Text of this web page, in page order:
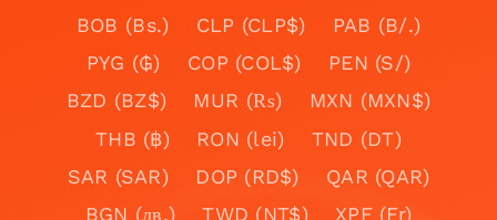
BOB (Bs.)
CLP (CLP$)
PAB (B/.)
PYG (₲)
COP (COL$)
PEN (S/)
BZD (BZ$)
MUR (₨)
MXN (MXN$)
THB (฿)
RON (lei)
TND (DT)
SAR (SAR)
DOP (RD$)
QAR (QAR)
BGN (лв.)
TWD (NT$)
XPF (Fr)